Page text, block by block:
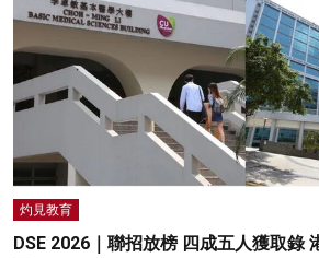
灼見教育
DSE 2026｜聯招放榜 四成五人獲取錄